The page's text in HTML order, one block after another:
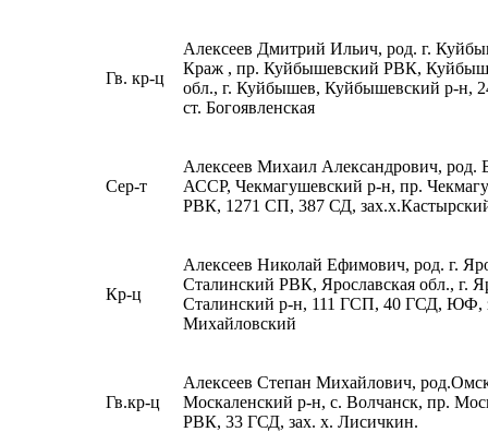
Гв. кр-ц
Алексеев Дмитрий Ильич, род. г.
Краж , пр. Куйбышевский РВК,
обл., г. Куйбышев, Куйбышевский р-н,
ст. Богоявленская
Сер-т
Алексеев Михаил Александрович, род.
АССР, Чекмагушевский р-н, пр.
РВК, 1271 СП, 387 СД,
Кр-ц
Алексеев Николай Ефимович, род. г.
Сталинский РВК, Ярославская обл., г.
Сталинский р-н, 111 ГСП, 40 ГСД, ЮФ,
Михайловский
Гв.кр-ц
Алексеев Степан Михайлович,
Москаленский р-н, с. Волчанск, пр.
РВК, 33 ГСД, зах. х. Лисичкин.